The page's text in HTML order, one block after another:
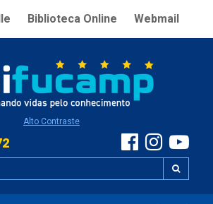
Biblioteca Online Webmail
Alto Contraste